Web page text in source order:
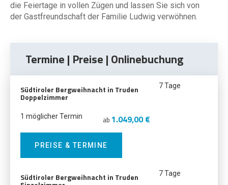
die Feiertage in vollen Zügen und lassen Sie sich von
der Gastfreundschaft der Familie Ludwig verwöhnen.
Termine | Preise | Onlinebuchung
Südtiroler Bergweihnacht in Truden
Doppelzimmer
7 Tage
1 möglicher Termin ab 1.049,00 €
PREISE & TERMINE
Südtiroler Bergweihnacht in Truden 7 Tage